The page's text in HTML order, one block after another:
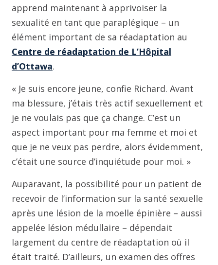
apprend maintenant à apprivoiser la
sexualité en tant que paraplégique – un
élément important de sa réadaptation au
Centre de réadaptation de L’Hôpital
d’Ottawa.
« Je suis encore jeune, confie Richard. Avant
ma blessure, j’étais très actif sexuellement et
je ne voulais pas que ça change. C’est un
aspect important pour ma femme et moi et
que je ne veux pas perdre, alors évidemment,
c’était une source d’inquiétude pour moi. »
Auparavant, la possibilité pour un patient de
recevoir de l’information sur la santé sexuelle
après une lésion de la moelle épinière – aussi
appelée lésion médullaire – dépendait
largement du centre de réadaptation où il
était traité. D’ailleurs, un examen des offres